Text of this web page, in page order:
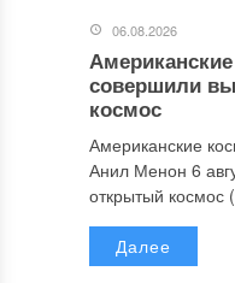
06.08.2026
совершили
космос
Американские
Анил Менон 6
открытый
Далее